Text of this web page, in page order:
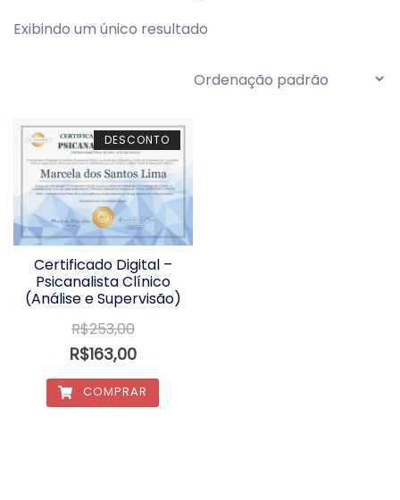
Exibindo um único resultado
DESCONTO
Certificado Digital –
Psicanalista Clínico
(Análise e Supervisão)
R$253,00
R$163,00
COMPRAR